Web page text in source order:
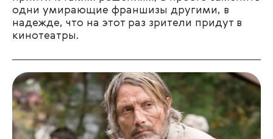
одни умирающие франшизы другими, в
надежде, что на этот раз зрители придут в
кинотеатры.